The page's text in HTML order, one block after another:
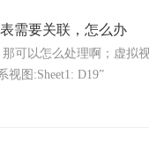
需要关联，怎么办
可以怎么处理啊；虚拟
图:Sheet1: D19”